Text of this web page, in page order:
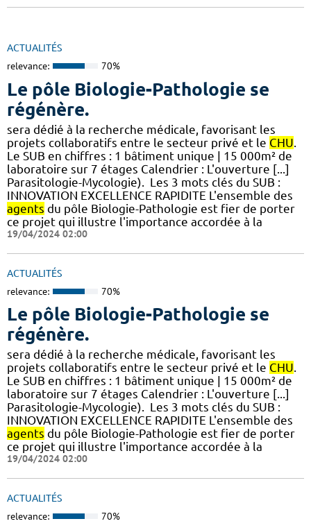
ACTUALITÉS
relevance: 70%
Le pôle Biologie-Pathologie se
régénère.
sera dédié à la recherche médicale, favorisant les
projets collaboratifs entre le secteur privé et le CHU
Le SUB en chiffres : 1 bâtiment unique | 15 000m² de
laboratoire sur 7 étages​​ Calendrier : L'ouverture [...]
Parasitologie-Mycologie). ​ Les 3 mots clés du SUB :
INNOVATION EXCELLENCE RAPIDITE L'ensemble des
agents du pôle Biologie-Pathologie est fier de porter
ce projet qui illustre l'importance accordée à la
19/04/2024 02:00
ACTUALITÉS
relevance: 70%
Le pôle Biologie-Pathologie se
régénère.
sera dédié à la recherche médicale, favorisant les
projets collaboratifs entre le secteur privé et le CHU.
Le SUB en chiffres : 1 bâtiment unique | 15 000m² de
laboratoire sur 7 étages​​ Calendrier : L'ouverture [...]
Parasitologie-Mycologie). ​ Les 3 mots clés du SUB :
INNOVATION EXCELLENCE RAPIDITE L'ensemble des
agents du pôle Biologie-Pathologie est fier de porter
ce projet qui illustre l'importance accordée à la
19/04/2024 02:00
ACTUALITÉS
relevance: 70%